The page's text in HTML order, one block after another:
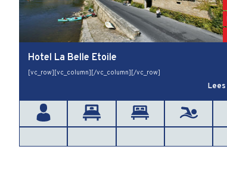
Hotel La Belle Etoile
[vc_row][vc_column][/vc_column][/vc_row]